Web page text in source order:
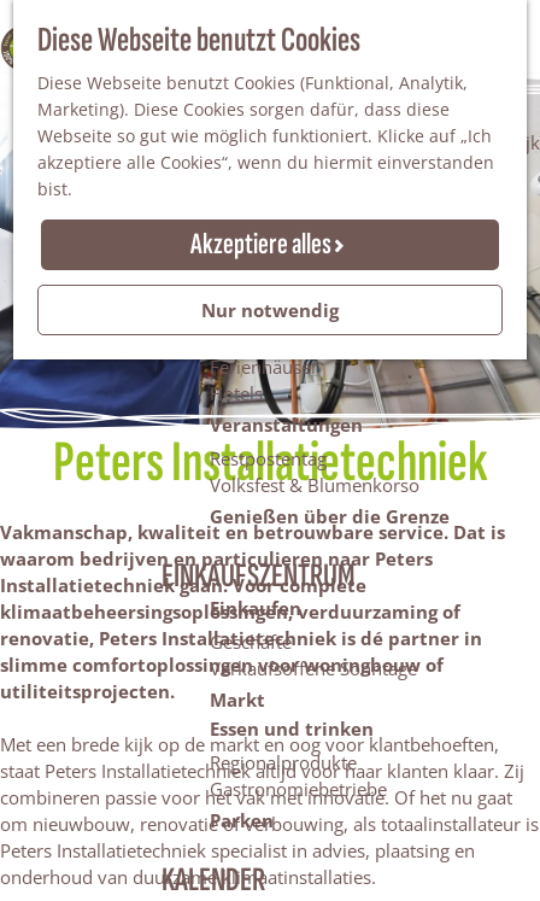
Diese Webseite benutzt Cookies
Diese Webseite benutzt Cookies (Funktional, Analytik,
Marketing). Diese Cookies sorgen dafür, dass diese
Webseite so gut wie möglich funktioniert. Klicke auf „Ich
akzeptiere alle Cookies“, wenn du hiermit einverstanden
bist.
Akzeptiere alles
Nur notwendig
100% WINTERSWIJK
S
u
c
h
e
n
M
e
n
ü
Da staunt man!
Freiheitsbäume
Natur
Naturgebiete
Nationaler Landschaftspark Winterswijk
Der Steingrube
Gärten & Parks
Übernachten
Campingplätze & Ferienparks
Gruppenunterkünfte
Bed & Breakfasts
Ferienhäuser
Hotels
Veranstaltungen
Restpostentag
Volksfest & Blumenkorso
Genießen über die Grenze
EINKAUFSZENTRUM
Einkaufen
Geschäfte
Verkaufsoffene Sonntage
Markt
Essen und trinken
Regionalprodukte
Gastronomiebetriebe
Parken
KALENDER
Peters Installatietechniek
Vakmanschap, kwaliteit en betrouwbare service. Dat is
waarom bedrijven en particulieren naar Peters
Installatietechniek gaan. Voor complete
klimaatbeheersingsoplossingen, verduurzaming of
renovatie, Peters Installatietechniek is dé partner in
slimme comfortoplossingen voor woningbouw of
utiliteitsprojecten.
Met een brede kijk op de markt en oog voor klantbehoeften,
staat Peters Installatietechniek altijd voor haar klanten klaar. Zij
combineren passie voor het vak met innovatie. Of het nu gaat
om nieuwbouw, renovatie of verbouwing, als totaalinstallateur is
Peters Installatietechniek specialist in advies, plaatsing en
onderhoud van duurzame klimaatinstallaties.